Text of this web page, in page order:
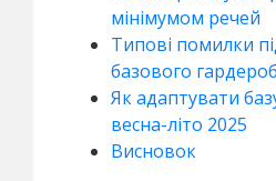
мінімумом речей
Типові помилки
базового
Як адаптувати
весна-літо 2025
Висновок